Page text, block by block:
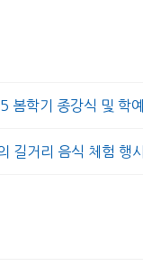
봄학기 종강식 및 학
길거리 음식 체험 행